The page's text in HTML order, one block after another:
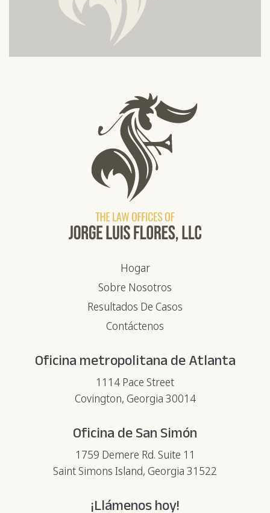
Hogar
Sobre Nosotros
Resultados De Casos
Contáctenos
Oficina metropolitana de Atlanta
1114 Pace Street
Covington, Georgia 30014
Oficina de San Simón
1759 Demere Rd. Suite 11
Saint Simons Island, Georgia 31522
¡Llámenos hoy!